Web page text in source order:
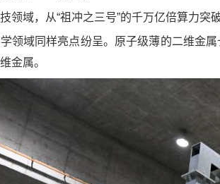
域，从“祖冲之三号”的千万亿倍算力突
域同样亮点纷呈。原子级薄的二维金属
金属。